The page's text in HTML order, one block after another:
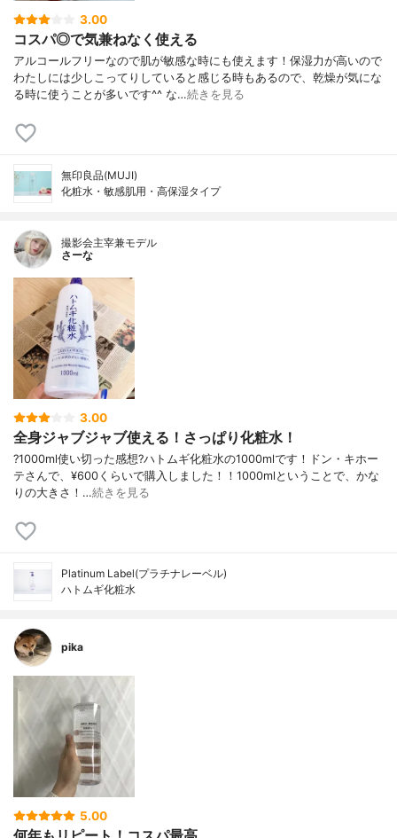
3.00
コスパ◎で気兼ねなく使える
アルコールフリーなので肌が敏感な時にも使えます！保湿力が高いので
わたしには少しこってりしていると感じる時もあるので、乾燥が気にな
る時に使うことが多いです^^ な…続きを見る
無印良品(MUJI)
化粧水・敏感肌用・高保湿タイプ
撮影会主宰兼モデル
さーな
3.00
全身ジャブジャブ使える！さっぱり化粧水！
?1000ml使い切った感想?ハトムギ化粧水の1000mlです！ドン・キホー
テさんで、¥600くらいで購入しました！！1000mlということで、かな
りの大きさ！…続きを見る
Platinum Label(プラチナレーベル)
ハトムギ化粧水
pika
5.00